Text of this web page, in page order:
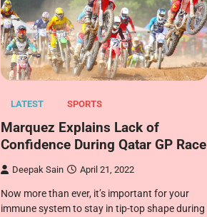
LATEST SPORTS
Marquez Explains Lack of
Confidence During Qatar GP Race
Deepak Sain April 21, 2022
Now more than ever, it’s important for your
immune system to stay in tip-top shape during